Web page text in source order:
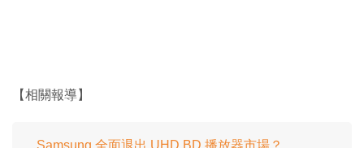
【相關報導】
Samsung 全面退出 UHD BD 播放器市場？